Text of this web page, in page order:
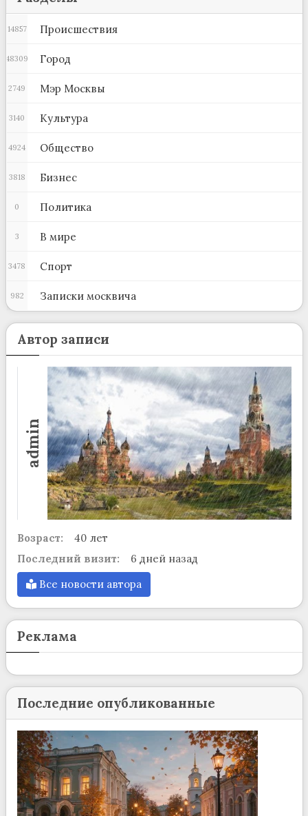
Происшествия
14857
Город
48309
Мэр Москвы
2749
Культура
3140
Общество
4924
Бизнес
3818
Политика
0
В мире
3
Спорт
3478
Записки москвича
982
Автор записи
admin
Возраст:
40 лет
Последний визит:
6 дней назад
Все новости автора
Реклама
Последние опубликованные